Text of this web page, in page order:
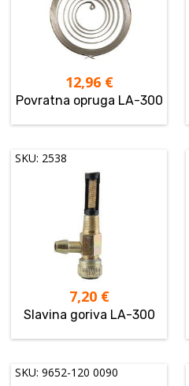
12,96 €
Povratna opruga LA-300
SKU: 2538
7,20 €
Slavina goriva LA-300
SKU: 9652-120 0090